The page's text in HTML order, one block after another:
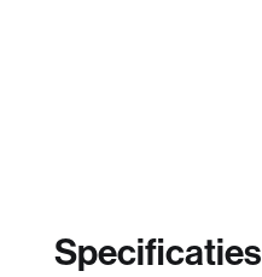
Specificaties